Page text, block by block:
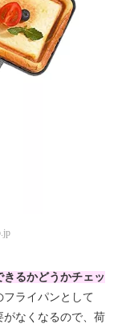
きるかどうかチェッ
フライパンとして
がなくなるので、荷